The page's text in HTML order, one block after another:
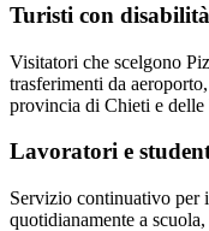
Turisti con disabilità
Visitatori che scelgono
trasferimenti da
provincia di Chieti e delle
Lavoratori e
Servizio continuativo per
quotidianamente a